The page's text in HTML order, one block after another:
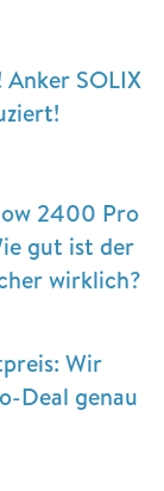
SOLIX
2400 Pro
gut ist der
wirklich?
Wir
Deal genau